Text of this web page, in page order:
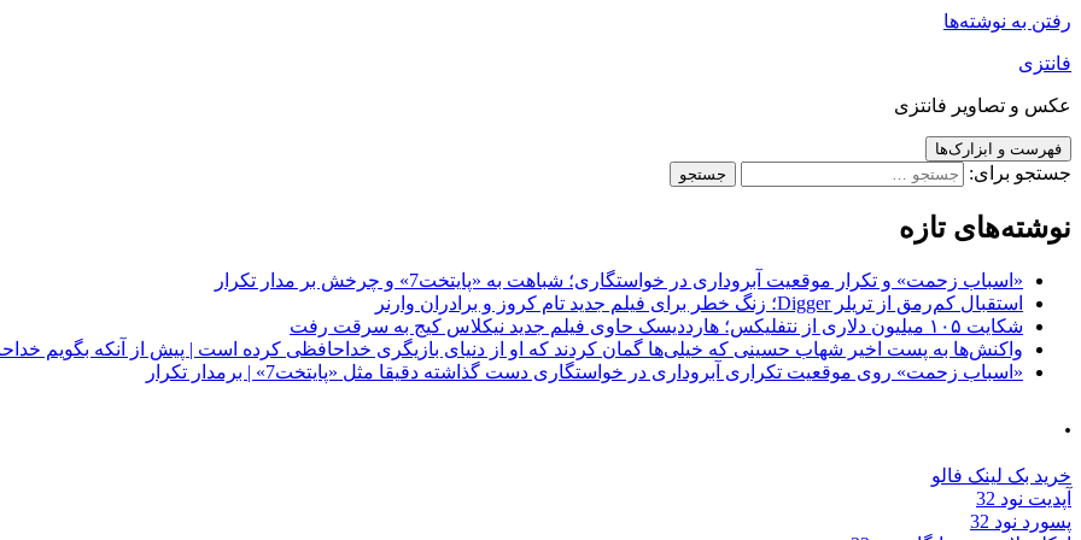
رفتن به نوشته‌ها
فانتزی
عکس و تصاویر فانتزی
فهرست و ابزارک‌ها
جستجو برای:
نوشته‌های تازه
«اسباب زحمت» و تکرار موقعیت آبروداری در خواستگاری؛ شباهت به «پایتخت7» و چرخش بر مدار تکرار
استقبال کم‌رمق از تریلر Digger؛ زنگ خطر برای فیلم جدید تام کروز و برادران وارنر
شکایت ۱۰۵ میلیون دلاری از نتفلیکس؛ هارددیسک حاوی فیلم جدید نیکلاس کیج به سرقت رفت
واکنش‌ها به پست اخیر شهاب حسینی که خیلی‌ها گمان کردند که او از دنیای بازیگری خداحافظی کرده است | پیش از آنکه بگویم
«اسباب زحمت» روی موقعیت تکراری آبروداری در خواستگاری دست گذاشته دقیقا مثل «پایتخت7» | برمدار تکرار
.
خرید بک لینک فالو
آپدیت نود 32
پسورد نود 32